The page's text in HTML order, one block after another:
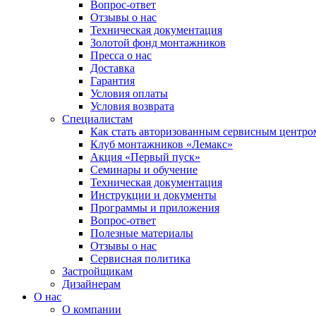
Вопрос-ответ
Отзывы о нас
Техническая документация
Золотой фонд монтажников
Пресса о нас
Доставка
Гарантия
Условия оплаты
Условия возврата
Специалистам
Как стать авторизованным сервисным
Клуб монтажников «Лемакс»
Акция «Первый пуск»
Семинары и обучение
Техническая документация
Инструкции и документы
Программы и приложения
Вопрос-ответ
Полезные материалы
Отзывы о нас
Сервисная политика
Застройщикам
Дизайнерам
О нас
О компании